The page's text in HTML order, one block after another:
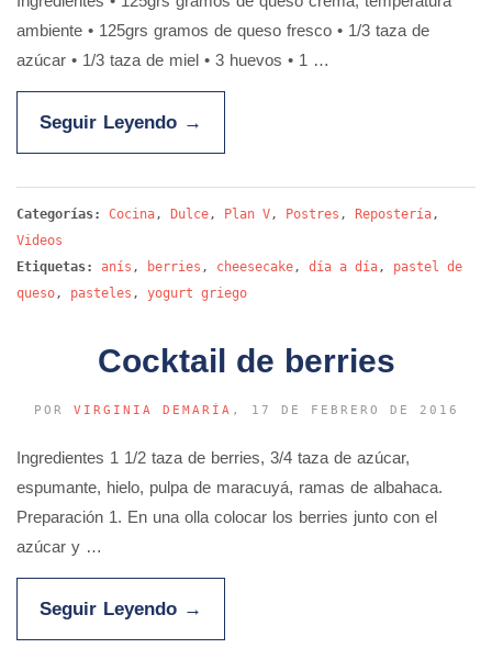
ambiente • 125grs gramos de queso fresco • 1/3 taza de
azúcar • 1/3 taza de miel • 3 huevos • 1 …
Seguir Leyendo →
Categorías: Cocina, Dulce, Plan V, Postres , Repostería,
Videos
Etiquetas:
anís , berries , cheesecake, día a día, pastel de
queso, pasteles , yogurt griego
Cocktail de berries
POR VIRGINIA DEMARÍA , 17 DE FEBRERO DE 2016
Ingredientes 1 1/2 taza de berries, 3/4 taza de azúcar,
espumante, hielo, pulpa de maracuyá, ramas de albahaca.
Preparación 1. En una olla colocar los berries junto con el
azúcar y …
Seguir Leyendo →